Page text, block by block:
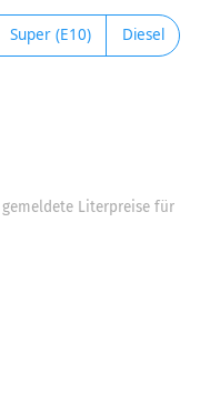
Super (E10) Diesel
Literpreise für